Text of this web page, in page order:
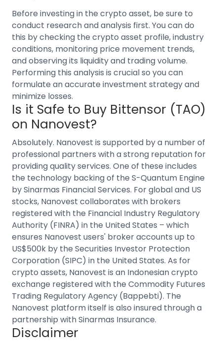
Before investing in the crypto asset, be sure to
conduct research and analysis first. You can do
this by checking the crypto asset profile, industry
conditions, monitoring price movement trends,
and observing its liquidity and trading volume.
Performing this analysis is crucial so you can
formulate an accurate investment strategy and
minimize losses.
Is it Safe to Buy Bittensor (TAO)
on Nanovest?
Absolutely. Nanovest is supported by a number of
professional partners with a strong reputation for
providing quality services. One of these includes
the technology backing of the S-Quantum Engine
by Sinarmas Financial Services. Forglobal and US
stocks, Nanovest collaborates with brokers
registered with the Financial Industry Regulatory
Authority (FINRA) in the United States – which
ensures Nanovest users' broker accounts up to
US$500k by the Securities Investor Protection
Corporation (SIPC) in the United States. As for
crypto assets, Nanovest is an Indonesian crypto
exchange registered with the Commodity Futures
Trading Regulatory Agency (Bappebti). The
Nanovest platform itself is also insured through a
partnership with Sinarmas Insurance.
Disclaimer